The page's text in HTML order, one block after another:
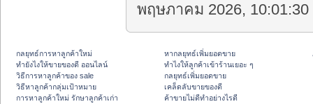
พฤษภาคม 2026,
กลยุทธ์การหาลูกค้าใหม่
ทํายังไงให้ขายของดี ออนไลน์
วิธีการหาลูกค้าของ sale
วิธีหาลูกค้ากลุ่มเป้าหมาย
การหาลูกค้าใหม่ รักษาลูกค้าเก่า
หากลยุทธ์เพิ่มยอดขาย
ทําไงให้ลูกค้าเข้าร้านเยอะ ๆ
กลยุทธ์เพิ่มยอดขาย
เคล็ดลับขายของดี
ค้าขายไม่ดีทำอย่างไรดี